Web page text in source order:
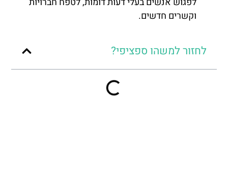
וקשרים חדשים.
לחזור למשהו ספציפי?